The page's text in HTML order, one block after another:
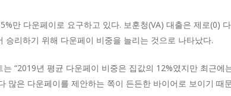
만 다운페이로 요구하고 있다. 보훈청(VA) 대출은 제로(0)
리하기 위해 다운페이 비중을 늘리는 것으로 나타났다.
“2019년 평균 다운페이 비중은 집값의 12%였지만 최근에
많은 다운페이를 제안하는 쪽이 든든한 바이어로 보이기 때